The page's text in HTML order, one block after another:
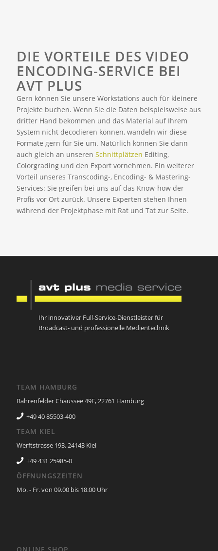
DIE VORTEILE DES VIDEO
ENCODING-SERVICE BEI
AVT PLUS
Gern können Sie unsere Workstations auch für kleinere
Projekte buchen. Wenn Sie die Daten beispielsweise aus
dritter Hand bekommen und das Material auf Ihrem
System nicht decodieren können, wandeln wir diese
Formate gern für Sie um. Natürlich können Sie dann
auch gleich an unseren Schnittplätzen Editing,
Colorgrading und den Export vornehmen. Ein weiterer
Vorteil unseres Transcoding-, Encoding- & Mastering-
Services: Sie greifen bei uns auf das Know-how der
Profis vor Ort zurück. Unsere Experten stehen Ihnen
während der Projektphase mit Rat und Tat zur Seite.
Ihr innovativer Full-Service-Dienstleister für
Broadcast- und professionelle Medientechnik
TEAM HAMBURG
Bahrenfelder Chaussee 49E, 22761 Hamburg
+49 40 85503-400
TEAM KIEL
Werftstrasse 193, 24143 Kiel
+49 431 25985-0
ÖFFNUNGSZEITEN
Mo. - Fr. von 09.00 bis 18.00 Uhr
ONLINE SHOP